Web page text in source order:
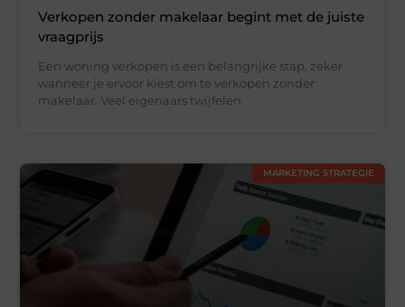
Verkopen zonder makelaar begint met de juiste
vraagprijs
Een woning verkopen is een belangrijke stap, zeker
wanneer je ervoor kiest om te verkopen zonder
makelaar. Veel eigenaars twijfelen
MARKETING STRATEGIE